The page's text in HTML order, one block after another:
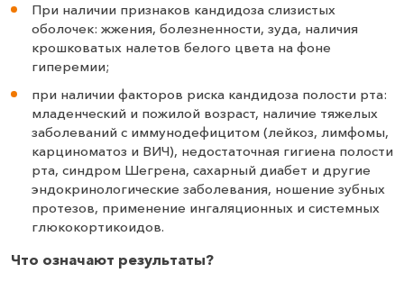
При наличии признаков кандидоза слизистых
оболочек: жжения, болезненности, зуда, наличия
крошковатых налетов белого цвета на фоне
гиперемии;
при наличии факторов риска кандидоза полости рта:
младенческий и пожилой возраст, наличие тяжелых
заболеваний с иммунодефицитом (лейкоз, лимфомы,
карциноматоз и ВИЧ), недостаточная гигиена полости
рта, синдром Шегрена, сахарный диабет и другие
эндокринологические заболевания, ношение зубных
протезов, применение ингаляционных и системных
глюкокортикоидов.
Что означают результаты?